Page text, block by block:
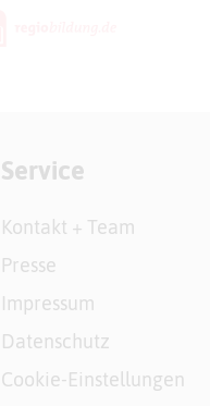
Service
Kontakt + Team
Presse
Impressum
Datenschutz
Cookie-Einstellungen